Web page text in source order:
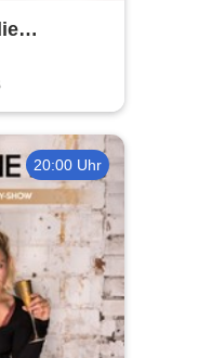
arte
20:00 Uhr